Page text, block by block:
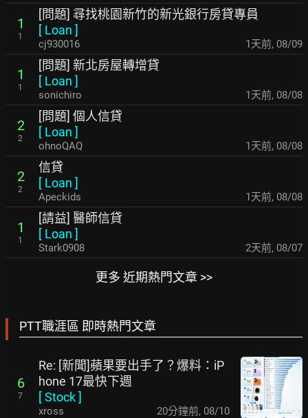
1
1
[問題] 尋找桃園新竹的新光銀行房貸專員
[ Loan ]
cj930016 1天前, 08/09
1
1
[問題] 新北房屋轉增貸
[ Loan ]
sonichiro 1天前, 08/08
2
2
[問題] 個人信貸
[ Loan ]
ohnoQAQ 1天前, 08/08
2
2
信貸
[ Loan ]
Apeckids 1天前, 08/08
1
1
[請益] 醫師信貸
[ Loan ]
Stark0908 2天前, 08/07
更多 近期熱門文章 >>
PTT職涯區 即時熱門文章
6
7
Re: [新聞]蘋果要出手了？爆料：iP
hone 17最快下週
[Stock]
xross 20分鐘前, 08/10